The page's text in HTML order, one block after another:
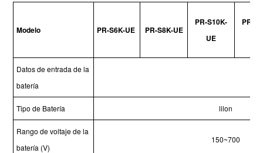
Modelo PR-S6K-UE PR-S8K-UE
PR-S10K-
UE
PR-
Datos de entrada de la
batería
Tipo de Batería lilon
Rango de voltaje de la
batería (V)
150~700